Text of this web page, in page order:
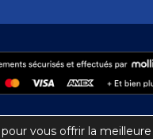
vous offrir la